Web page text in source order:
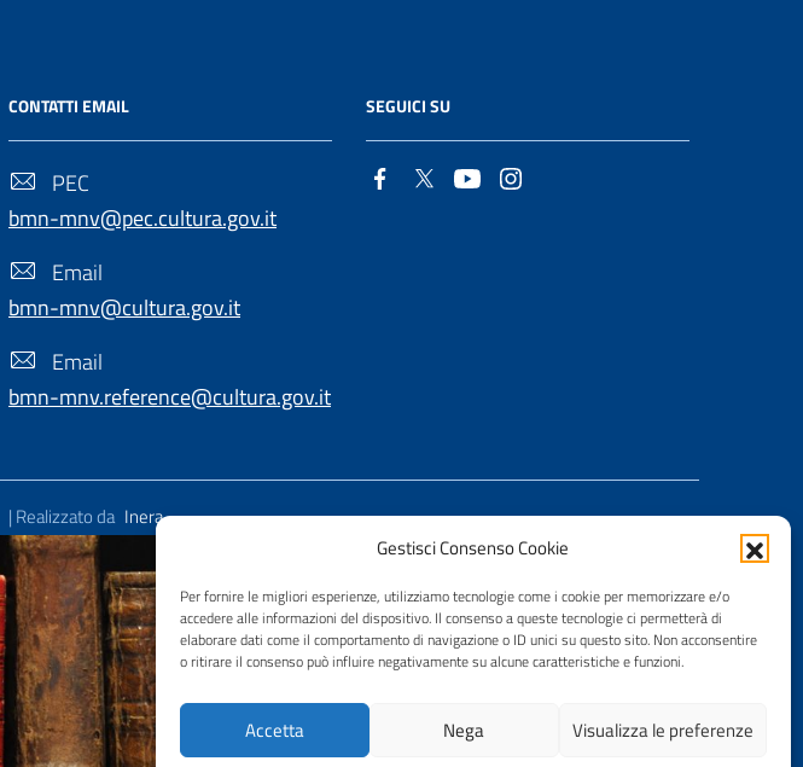
Gestisci Consenso Cookie
Per fornire le migliori esperienze, utilizziamo tecnologie come i cookie per memorizzare e/o
accedere alle informazioni del dispositivo. Il consenso a queste tecnologie ci permetterà di
elaborare dati come il comportamento di navigazione o ID unici su questo sito. Non acconsentire
o ritirare il consenso può influire negativamente su alcune caratteristiche e funzioni.
Accetta Nega Visualizza le preferenze
CONTATTI EMAIL
PEC
bmn-mnv@pec.cultura.gov.it
Email
bmn-mnv@cultura.gov.it
Email
bmn-mnv.reference@cultura.gov.it
SEGUICI SU
| Realizzato da Inera